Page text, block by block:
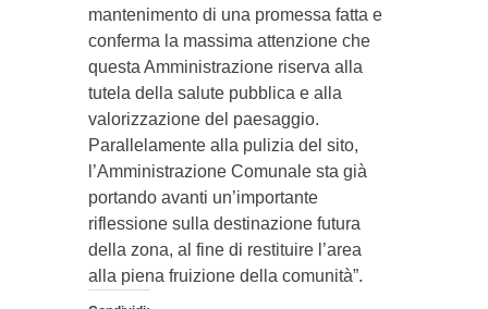
mantenimento di una promessa fatta e
conferma la massima attenzione che
questa Amministrazione riserva alla
tutela della salute pubblica e alla
valorizzazione del paesaggio.
Parallelamente alla pulizia del sito,
l’Amministrazione Comunale sta già
portando avanti un’importante
riflessione sulla destinazione futura
della zona, al fine di restituire l’area
alla piena fruizione della comunità”.